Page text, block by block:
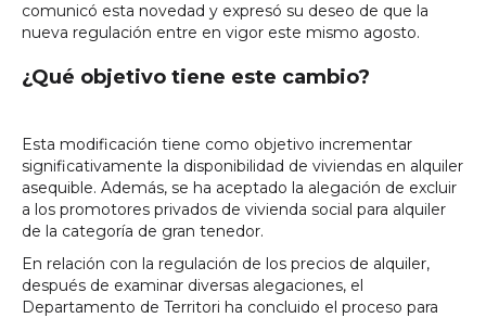
comunicó esta novedad y expresó su deseo de que la
nueva regulación entre en vigor este mismo agosto.
¿Qué objetivo tiene este cambio?
Esta modificación tiene como objetivo incrementar
significativamente la disponibilidad de viviendas en alquiler
asequible. Además, se ha aceptado la alegación de excluir
a los promotores privados de vivienda social para alquiler
de la categoría de gran tenedor.
En relación con la regulación de los precios de alquiler,
después de examinar diversas alegaciones, el
Departamento de Territori ha concluido el proceso para